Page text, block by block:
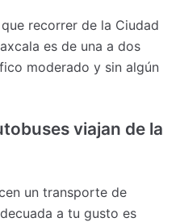
recorrer de la Ciudad
es de una a dos
moderado y sin algún
viajan de la
un transporte de
a tu gusto es